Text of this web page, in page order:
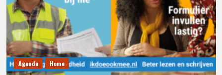
Agenda Home